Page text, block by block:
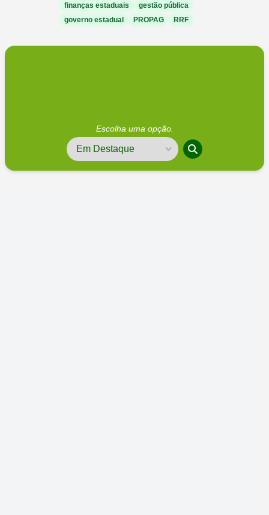
finanças estaduais
gestão pública
governo estadual
PROPAG RRF
Escolha uma opção.